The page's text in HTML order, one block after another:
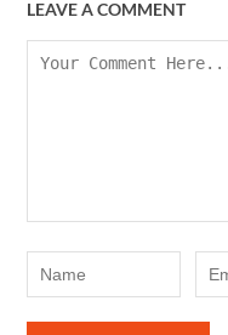
LEAVE A COMMENT